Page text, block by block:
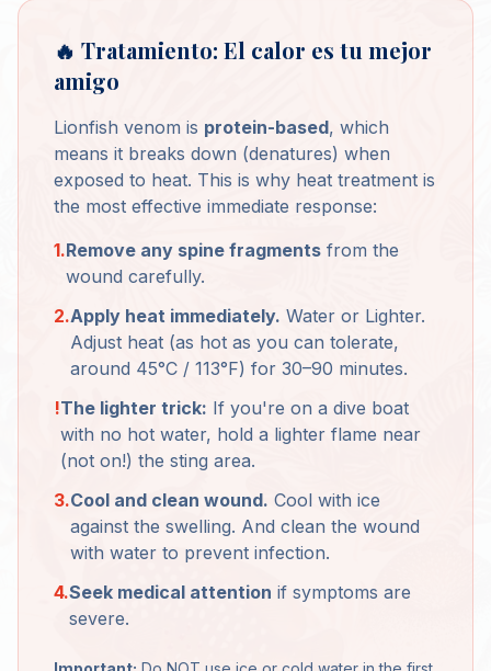
🔥 Tratamiento: El calor es tu mejor
amigo
Lionfish venom is protein-based, which
means it breaks down (denatures) when
exposed to heat. This is why heat treatment is
the most effective immediate response:
1.Remove any spine fragments from the
wound carefully.
2.Apply heat immediately. Water or Lighter.
Adjust heat (as hot as you can tolerate,
around 45°C / 113°F) for 30–90 minutes.
!The lighter trick: If you're on a dive boat
with no hot water, hold a lighter flame near
(not on!) the sting area.
3.Cool and clean wound. Cool with ice
against the swelling. And clean the wound
with water to prevent infection.
4.Seek medical attention if symptoms are
severe.